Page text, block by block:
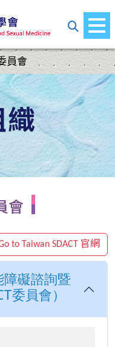
員會
織
會
to Taiwan SDACT 官網
礙諮詢暨
委員會）